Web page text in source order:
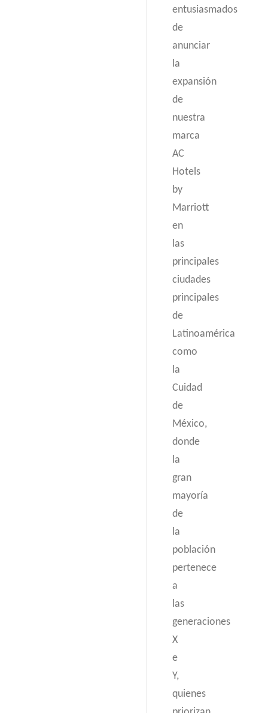
entusiasmados
de
anunciar
la
expansión
de
nuestra
marca
AC
Hotels
by
Marriott
en
las
principales
ciudades
principales
de
Latinoamérica
como
la
Cuidad
de
México,
donde
la
gran
mayoría
de
la
población
pertenece
a
las
generaciones
X
e
Y,
quienes